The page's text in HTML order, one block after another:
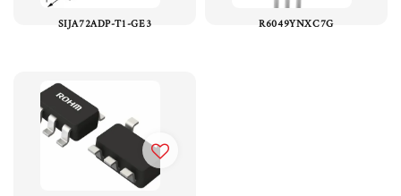
SIJA72ADP-T1-GE3 R6049YNXC7G